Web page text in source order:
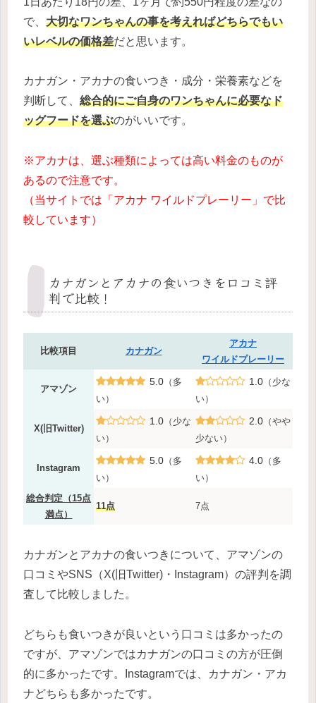
で、 大切なワンちゃんの事を考えればどちらでもい
いレベルの価格差だと思います。
カナガン・アカナの食いつき・成分・栄養素などを
判断して、 総合的にご自身のワンちゃんに必要なド
ッグフードを選ぶのがいいです。
※アカナは、選ぶ種類によっては高い料金のものが
あるので注意です。
（当サイトでは「アカナ ワイルドプレーリー」で比
較しています）
カナガンとアカナの食いつきを口コミ評
判で比較！
比較項目 カナガン
アカナ
ワイルドプレーリー
アマゾン
5.0（多
い）
1.0（少な
い）
X(旧Twitter)
1.0（少な
い）
2.0（やや
少ない）
Instagram
5.0（多
い）
4.0（多
い）
総合判定（15点
満点）
11点 7点
カナガンとアカナの食いつきについて、アマゾンの
口コミやSNS（X(旧Twitter)・Instagram）の評判を調
査して比較しました。
どちらも食いつきが良いという口コミは多かったの
ですが、アマゾンではカナガンの口コミの方が圧倒
的に多かったです。Instagramでは、カナガン・アカ
ナどちらも多かったです。